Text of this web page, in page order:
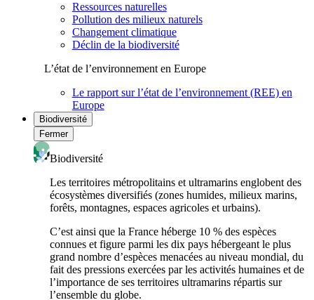
Ressources naturelles
Pollution des milieux naturels
Changement climatique
Déclin de la biodiversité
L’état de l’environnement en Europe
Le rapport sur l’état de l’environnement (REE) en
Europe
Biodiversité
Fermer
Biodiversité
Les territoires métropolitains et ultramarins englobent des
écosystèmes diversifiés (zones humides, milieux marins,
forêts, montagnes, espaces agricoles et urbains).
C’est ainsi que la France héberge 10 % des espèces
connues et figure parmi les dix pays hébergeant le plus
grand nombre d’espèces menacées au niveau mondial, du
fait des pressions exercées par les activités humaines et de
l’importance de ses territoires ultramarins répartis sur
l’ensemble du globe.